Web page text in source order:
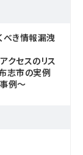
べき情報漏洩
クセスのリス
志市の実例
例～